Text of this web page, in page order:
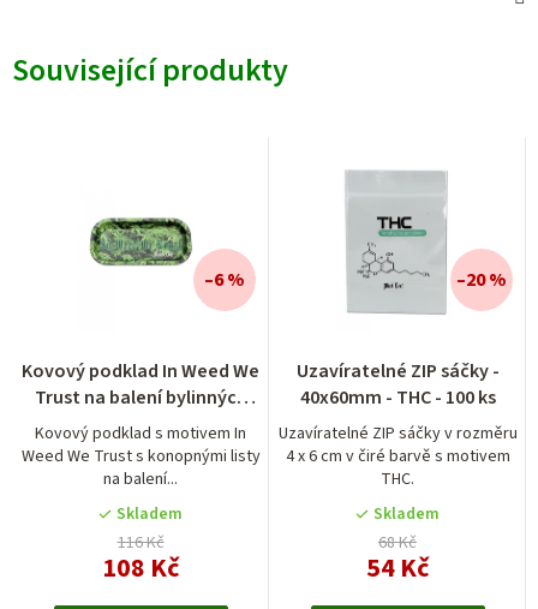
Související produkty
Kovový podklad In Weed We
Trust na balení bylinných
směsí
Kovový podklad s motivem In
Weed We Trust s konopnými listy
na balení...
hodnocení
produktu
je
5,0
z
5
hvězdiček.
Skladem
116 Kč
108 Kč
–6 %
Uzavíratelné ZIP sáčky -
40x60mm - THC - 100 ks
Uzavíratelné ZIP sáčky v rozměru
4 x 6 cm v čiré barvě s motivem
THC.
Skladem
68 Kč
54 Kč
–20 %